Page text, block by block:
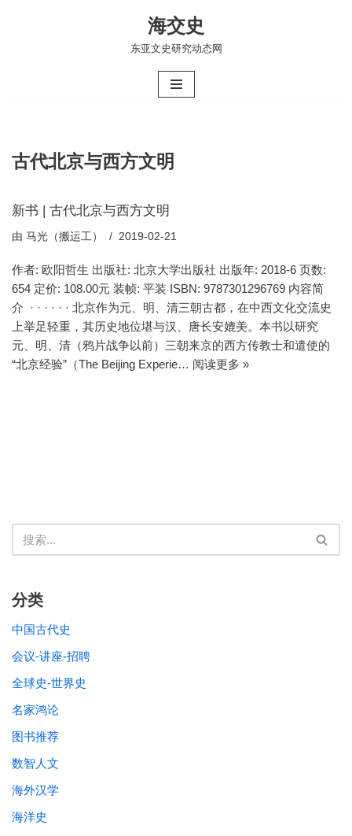
海交史
东亚文史研究动态网
古代北京与西方文明
新书 | 古代北京与西方文明
由 马光（搬运工） 2019-02-21
作者: 欧阳哲生 出版社: 北京大学出版社 出版年: 2018-6 页数:
654 定价: 108.00元 装帧: 平装 ISBN: 9787301296769 内容简
介 · · · · · · 北京作为元、明、清三朝古都，在中西文化交流史
上举足轻重，其历史地位堪与汉、唐长安媲美。本书以研究
元、明、清（鸦片战争以前）三朝来京的西方传教士和遣使的
“北京经验”（The Beijing Experie… 阅读更多 »
分类
中国古代史
会议-讲座-招聘
全球史-世界史
名家鸿论
图书推荐
数智人文
海外汉学
海洋史